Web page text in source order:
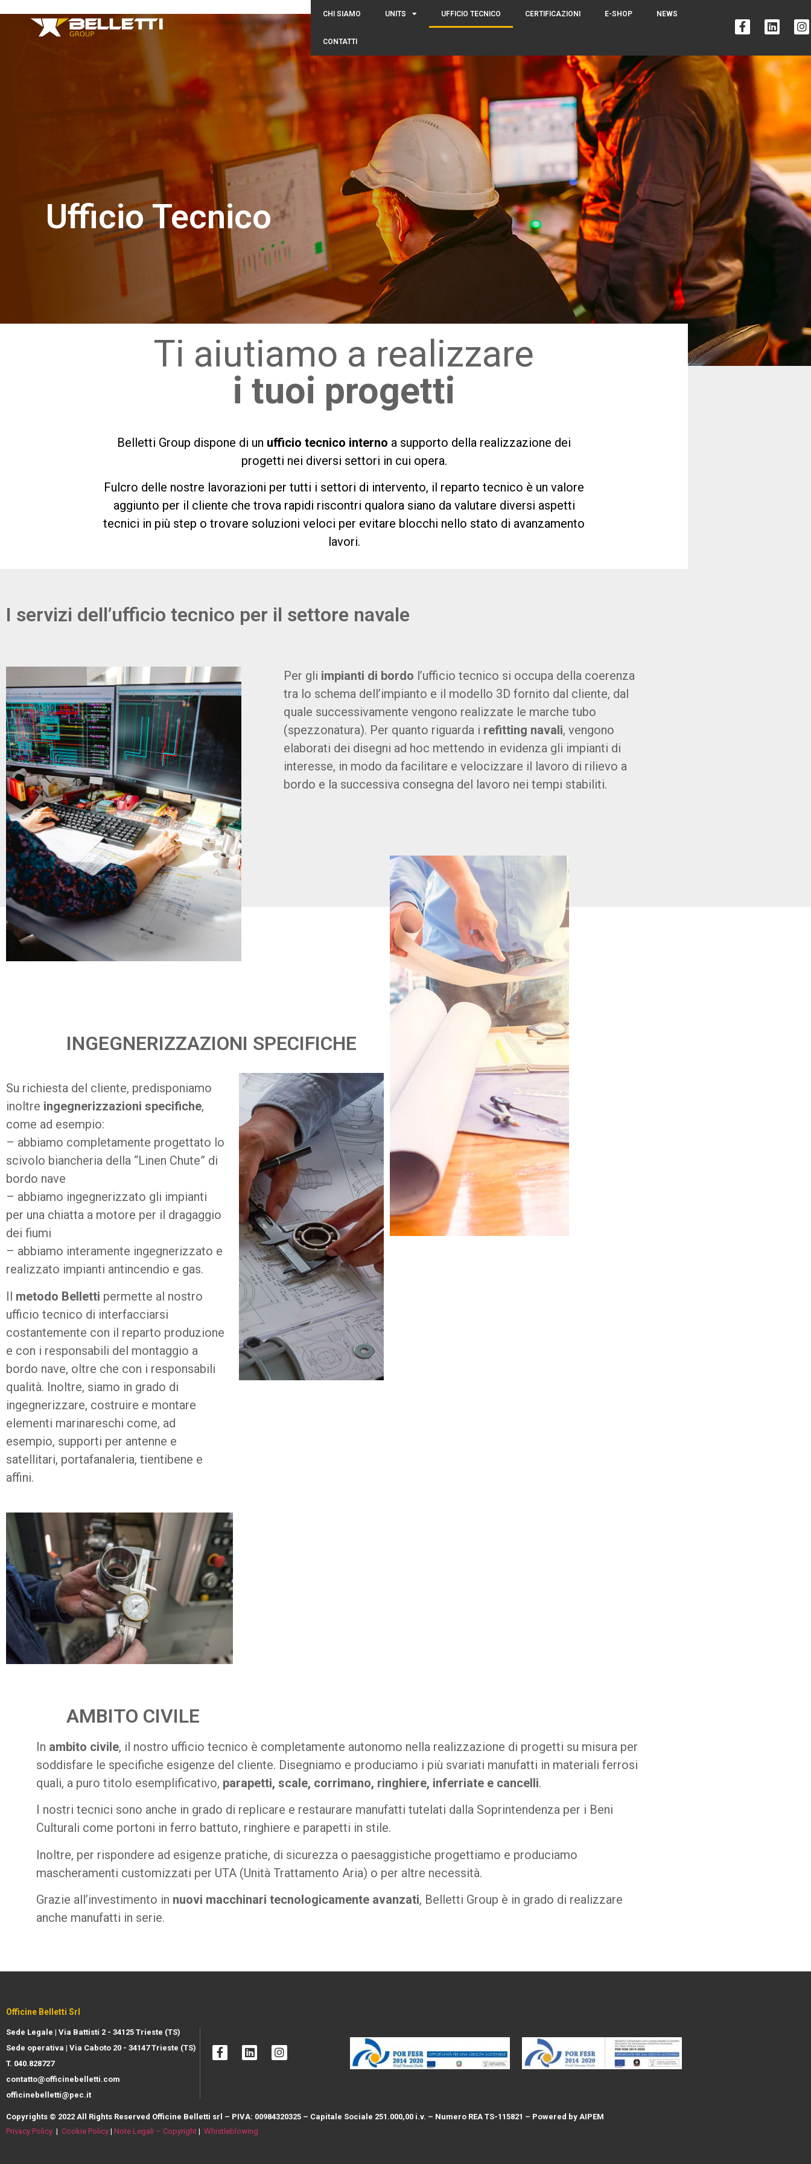
CHI SIAMO UNITS UFFICIO TECNICO CERTIFICAZIONI E-SHOP NEWS
CONTATTI
Ufficio Tecnico
Ti aiutiamo a realizzare
i tuoi progetti
Belletti Group dispone di un ufficio tecnico interno a supporto della realizzazione dei
progetti nei diversi settori in cui opera.
Fulcro delle nostre lavorazioni per tutti i settori di intervento, il reparto tecnico è un valore
aggiunto per il cliente che trova rapidi riscontri qualora siano da valutare diversi aspetti
tecnici in più step o trovare soluzioni veloci per evitare blocchi nello stato di avanzamento
lavori.
I servizi dell’ufficio tecnico per il settore navale
Per gli impianti di bordo l’ufficio tecnico si occupa della coerenza
tra lo schema dell’impianto e il modello 3D fornito dal cliente, dal
quale successivamente vengono realizzate le marche tubo
(spezzonatura). Per quanto riguarda i refitting navali, vengono
elaborati dei disegni ad hoc mettendo in evidenza gli impianti di
interesse, in modo da facilitare e velocizzare il lavoro di rilievo a
bordo e la successiva consegna del lavoro nei tempi stabiliti.
INGEGNERIZZAZIONI SPECIFICHE
Su richiesta del cliente, predisponiamo
inoltre ingegnerizzazioni specifiche,
come ad esempio:
– abbiamo completamente progettato lo
scivolo biancheria della “Linen Chute” di
bordo nave
– abbiamo ingegnerizzato gli impianti
per una chiatta a motore per il dragaggio
dei fiumi
– abbiamo interamente ingegnerizzato e
realizzato impianti antincendio e gas.
Il metodo Belletti permette al nostro
ufficio tecnico di interfacciarsi
costantemente con il reparto produzione
e con i responsabili del montaggio a
bordo nave, oltre che con i responsabili
qualità. Inoltre, siamo in grado di
ingegnerizzare, costruire e montare
elementi marinareschi come, ad
esempio, supporti per antenne e
satellitari, portafanaleria, tientibene e
affini.
AMBITO CIVILE
In ambito civile, il nostro ufficio tecnico è completamente autonomo nella realizzazione di progetti su misura per
soddisfare le specifiche esigenze del cliente. Disegniamo e produciamo i più svariati manufatti in materiali ferrosi
quali, a puro titolo esemplificativo, parapetti, scale, corrimano, ringhiere, inferriate e cancelli.
I nostri tecnici sono anche in grado di replicare e restaurare manufatti tutelati dalla Soprintendenza per i Beni
Culturali come portoni in ferro battuto, ringhiere e parapetti in stile.
Inoltre, per rispondere ad esigenze pratiche, di sicurezza o paesaggistiche progettiamo e produciamo
mascheramenti customizzati per UTA (Unità Trattamento Aria) o per altre necessità.
Grazie all’investimento in nuovi macchinari tecnologicamente avanzati, Belletti Group è in grado di realizzare
anche manufatti in serie.
Officine Belletti Srl
Sede Legale | Via Battisti 2 - 34125 Trieste (TS)
Sede operativa | Via Caboto 20 - 34147 Trieste (TS)
T. 040.828727
contatto@officinebelletti.com
officinebelletti@pec.it
Copyrights © 2022 All Rights Reserved Officine Belletti srl – PIVA: 00984320325 – Capitale Sociale 251.000,00 i.v. – Numero REA TS-115821 – Powered by AIPEM
Privacy Policy | Cookie Policy | Note Legali – Copyright | Whistleblowing